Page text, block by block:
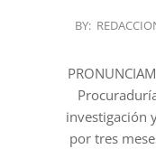
2023-
30
BY:
investigación
por tres